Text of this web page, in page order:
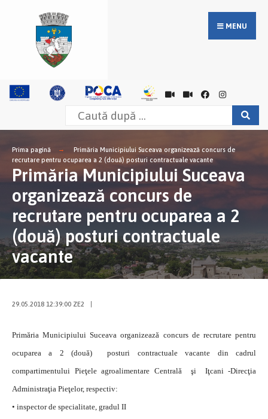
MENU
Prima pagină
Primăria Municipiului Suceava organizează concurs de
recrutare pentru ocuparea a 2 (două) posturi contractuale vacante
Primăria Municipiului Suceava
organizează concurs de
recrutare pentru ocuparea a 2
(două) posturi contractuale
vacante
29.05.2018 12:39:00 ZE2
Primăria Municipiului Suceava organizează concurs de recrutare pentru
ocuparea a 2 (două) posturi contractuale vacante din cadrul
compartimentului Pieţele agroalimentare Centrală şi Iţcani -Direcţia
Administraţia Pieţelor, respectiv:
• inspector de specialitate, gradul II